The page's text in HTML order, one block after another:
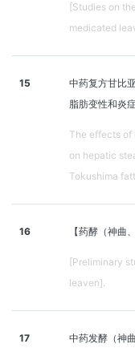
[Studies on
medicated
15
中药复方甘比
脂肪变性和炎
The effects of
on hepatic
Tokushima
16 【药酵（神曲
[Preliminary
leaven].
17
中药发酵（神